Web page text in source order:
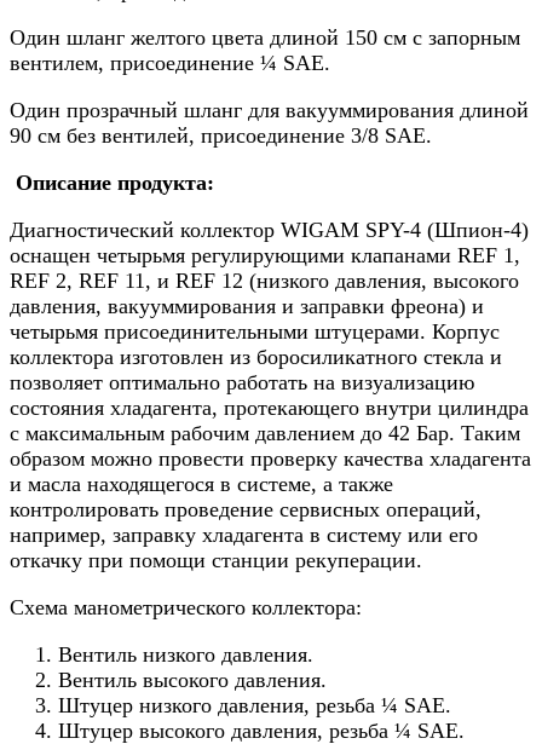
Один шланг желтого цвета длиной 150 см с запорным
вентилем, присоединение ¼ SAE.
Один прозрачный шланг для вакууммирования длиной
90 см без вентилей, присоединение 3/8 SAE.
Описание продукта:
Диагностический коллектор WIGAM SPY-4 (Шпион-4)
оснащен четырьмя регулирующими клапанами REF 1,
REF 2, REF 11, и REF 12 (низкого давления, высокого
давления, вакууммирования и заправки фреона) и
четырьмя присоединительными штуцерами. Корпус
коллектора изготовлен из боросиликатного стекла и
позволяет оптимально работать на визуализацию
состояния хладагента, протекающего внутри цилиндра
с максимальным рабочим давлением до 42 Бар. Таким
образом можно провести проверку качества хладагента
и масла находящегося в системе, а также
контролировать проведение сервисных операций,
например, заправку хладагента в систему или его
откачку при помощи станции рекуперации.
Схема манометрического коллектора:
Вентиль низкого давления.
Вентиль высокого давления.
Штуцер низкого давления, резьба ¼ SAE.
Штуцер высокого давления, резьба ¼ SAE.